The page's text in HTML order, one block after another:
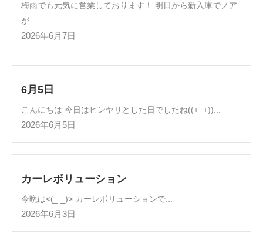
梅雨でも元気に営業しております！ 明日から新入庫でノア
が...
2026年6月7日
6月5日
こんにちは 今日はヒンヤリとした日でしたね((+_+))...
2026年6月5日
カーレボリューション
今晩は<(_ _)> カーレボリューションで...
2026年6月3日